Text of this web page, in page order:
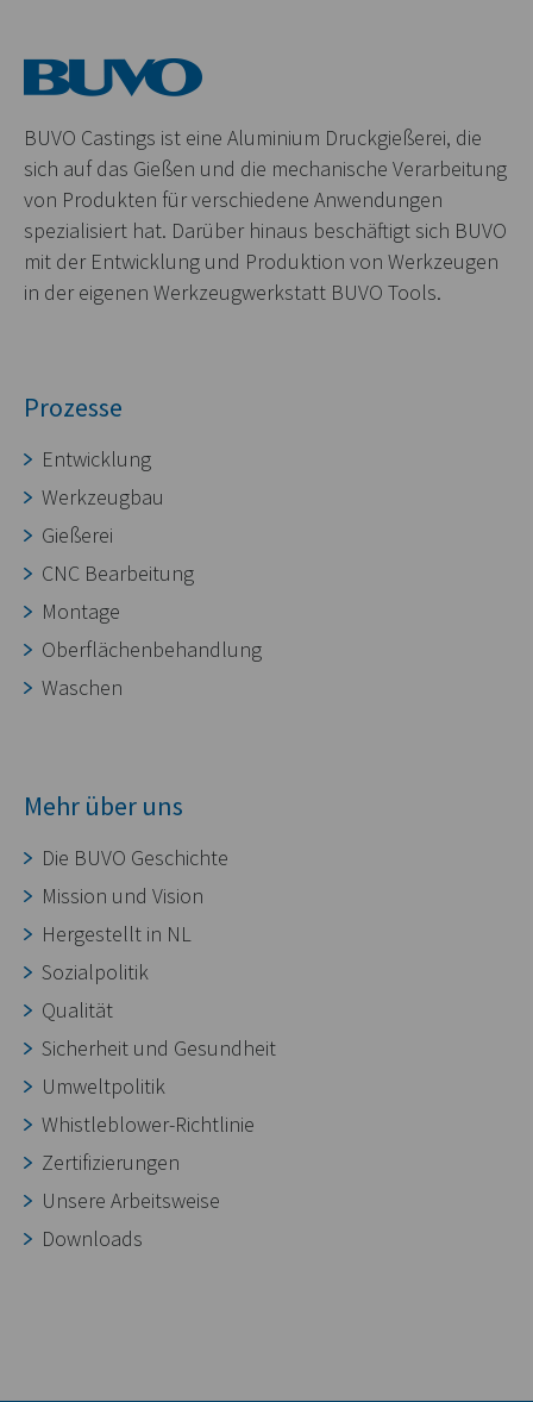
BUVO Castings ist eine Aluminium Druckgießerei, die
sich auf das Gießen und die mechanische Verarbeitung
von Produkten für verschiedene Anwendungen
spezialisiert hat. Darüber hinaus beschäftigt sich BUVO
mit der Entwicklung und Produktion von Werkzeugen
in der eigenen Werkzeugwerkstatt BUVO Tools.
Prozesse
Entwicklung
Werkzeugbau
Gießerei
CNC Bearbeitung
Montage
Oberflächenbehandlung
Waschen
Mehr über uns
Die BUVO Geschichte
Mission und Vision
Hergestellt in NL
Sozialpolitik
Qualität
Sicherheit und Gesundheit
Umweltpolitik
Whistleblower-Richtlinie
Zertifizierungen
Unsere Arbeitsweise
Downloads